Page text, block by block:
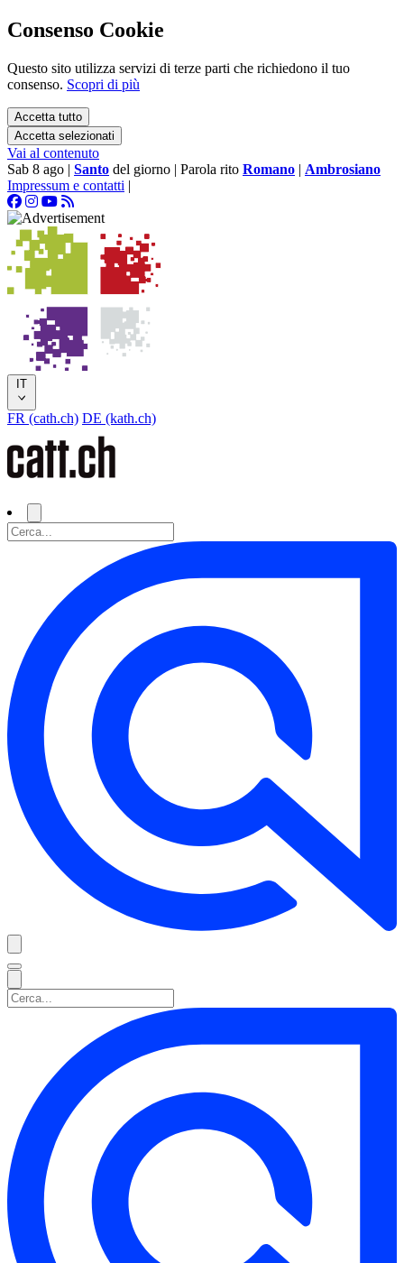
Consenso Cookie
Questo sito utilizza servizi di terze parti che richiedono il tuo
consenso. Scopri di più
Accetta tutto
Accetta selezionati
Vai al contenuto
Sab 8 ago | Santo del giorno | Parola rito Romano | Ambrosiano
Impressum e contatti |
IT
FR (cath.ch) DE (kath.ch)